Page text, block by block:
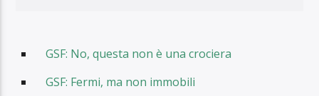
GSF: No, questa non è una crociera
GSF: Fermi, ma non immobili